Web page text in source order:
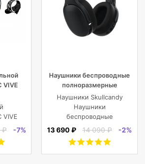
VIVE
VIVE
₽ -7%
Наушники беспроводные
полноразмерные
Skullcandy CRUSHER EVO
WIRELESS OVER-EAR,
черные
Наушники Skullcandy
Наушники
беспроводные
полноразмерные
WIRELESS OVER-EAR,
черные
13 690 ₽ 14 090 ₽ -2%